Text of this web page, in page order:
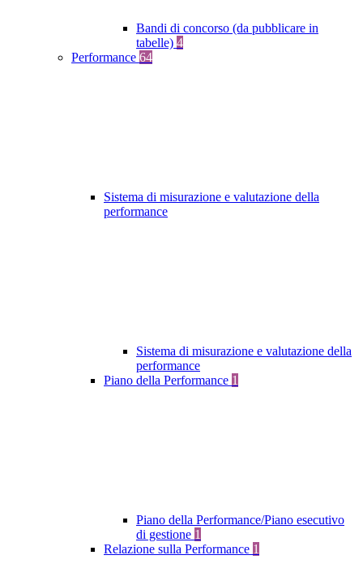
Bandi di concorso (da pubblicare in
tabelle) 4
Performance 64
Sistema di misurazione e valutazione della
performance
Sistema di misurazione e valutazione della
performance
Piano della Performance 1
Piano della Performance/Piano esecutivo
di gestione 1
Relazione sulla Performance 1